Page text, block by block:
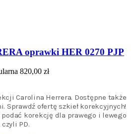
oprawki HER 0270 PJP
820,00 zł
Carolina Herrera. Dostępne także
Sprawdź ofertę szkieł korekcyjnych!
podać korekcję dla prawego i lewego
PD.